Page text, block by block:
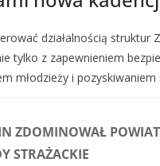
działalnością struktur
tylko z zapewnieniem
młodzieży i
ZDOMINOWAŁ
STRAŻACKIE